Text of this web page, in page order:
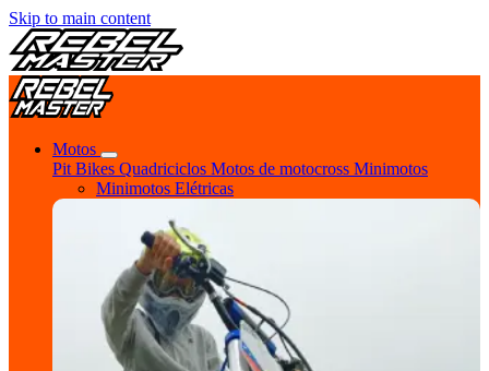
Skip to main content
Motos
Pit Bikes Quadriciclos Motos de motocross Minimotos
Minimotos Elétricas